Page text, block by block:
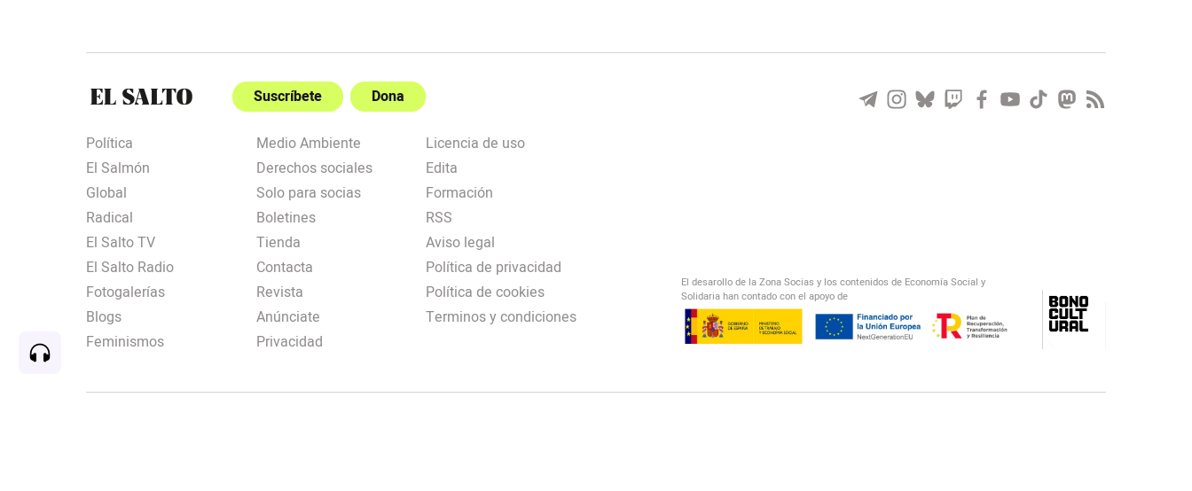
Suscríbete Dona
Política
El Salmón
Global
Radical
El Salto TV
El Salto Radio
Fotogalerías
Blogs
Feminismos
Medio Ambiente
Derechos sociales
Solo para socias
Boletines
Tienda
Contacta
Revista
Anúnciate
Privacidad
Licencia de uso
Edita
Formación
RSS
Aviso legal
Política de privacidad
Política de cookies
Terminos y condiciones
El desarollo de la Zona Socias y los contenidos de Economía Social y
Solidaria han contado con el apoyo de